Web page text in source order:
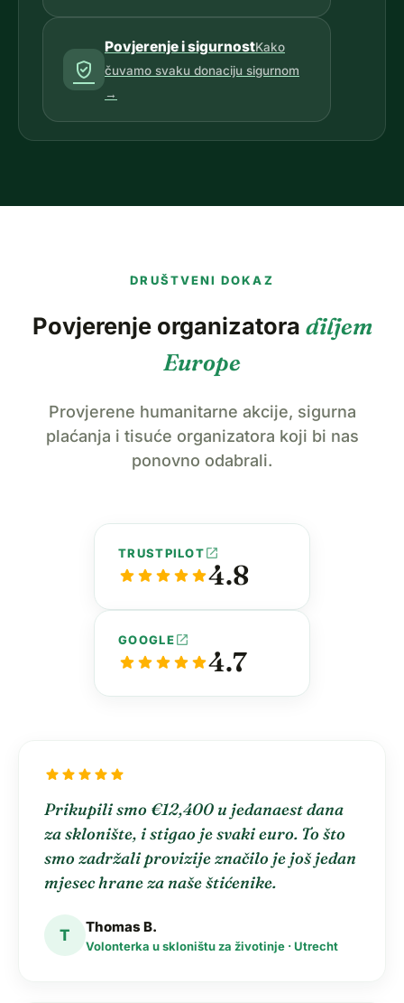
verified_user
Povjerenje i sigurnostKako
čuvamo svaku donaciju sigurnom
→
DRUŠTVENI DOKAZ
Povjerenje organizatora diljem
Europe
Provjerene humanitarne akcije, sigurna
plaćanja i tisuće organizatora koji bi nas
ponovno odabrali.
TRUSTPILOTopen_in_new
starstarstarstarstar4.8
GOOGLEopen_in_new
starstarstarstarstar4.7
starstarstarstarstar
Prikupili smo €12,400 u jedanaest dana
za sklonište, i stigao je svaki euro. To što
smo zadržali provizije značilo je još jedan
mjesec hrane za naše štićenike.
T Thomas B.
Volonterka u skloništu za životinje · Utrecht